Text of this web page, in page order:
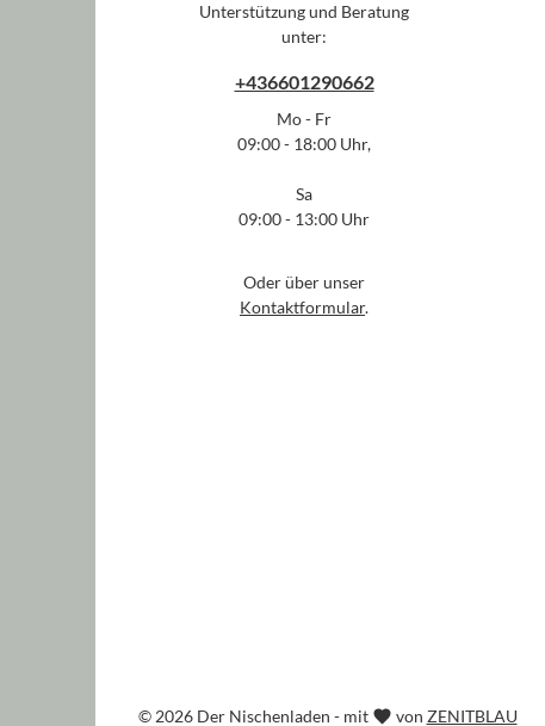
Unterstützung und Beratung
unter:
+436601290662
Mo - Fr
09:00 - 18:00 Uhr,
Sa
09:00 - 13:00 Uhr
Oder über unser
Kontaktformular.
© 2026 Der Nischenladen - mit von ZENITBLAU